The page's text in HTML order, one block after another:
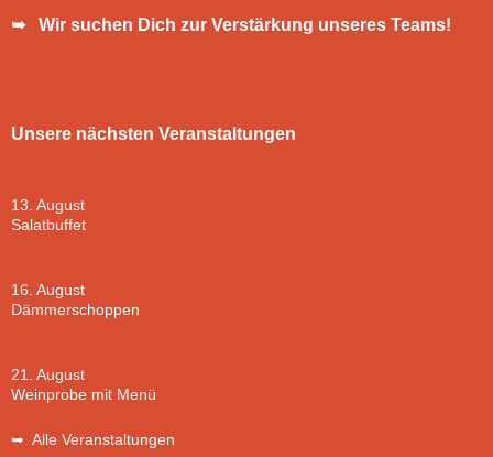
➥ Wir suchen Dich zur Verstärkung unseres Teams!
Unsere nächsten Veranstaltungen
13. August
Salatbuffet
16. August
Dämmerschoppen
21. August
Weinprobe mit Menü
➥ Alle Veranstaltungen